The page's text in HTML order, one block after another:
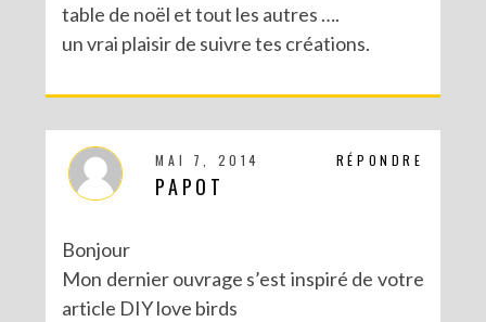
table de noël et tout les autres ….
un vrai plaisir de suivre tes créations.
RÉPONDRE
MAI 7, 2014
PAPOT
Bonjour
Mon dernier ouvrage s’est inspiré de votre
article DIY love birds